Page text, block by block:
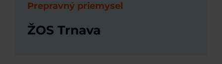
Prepravný priemysel
ŽOS Trnava